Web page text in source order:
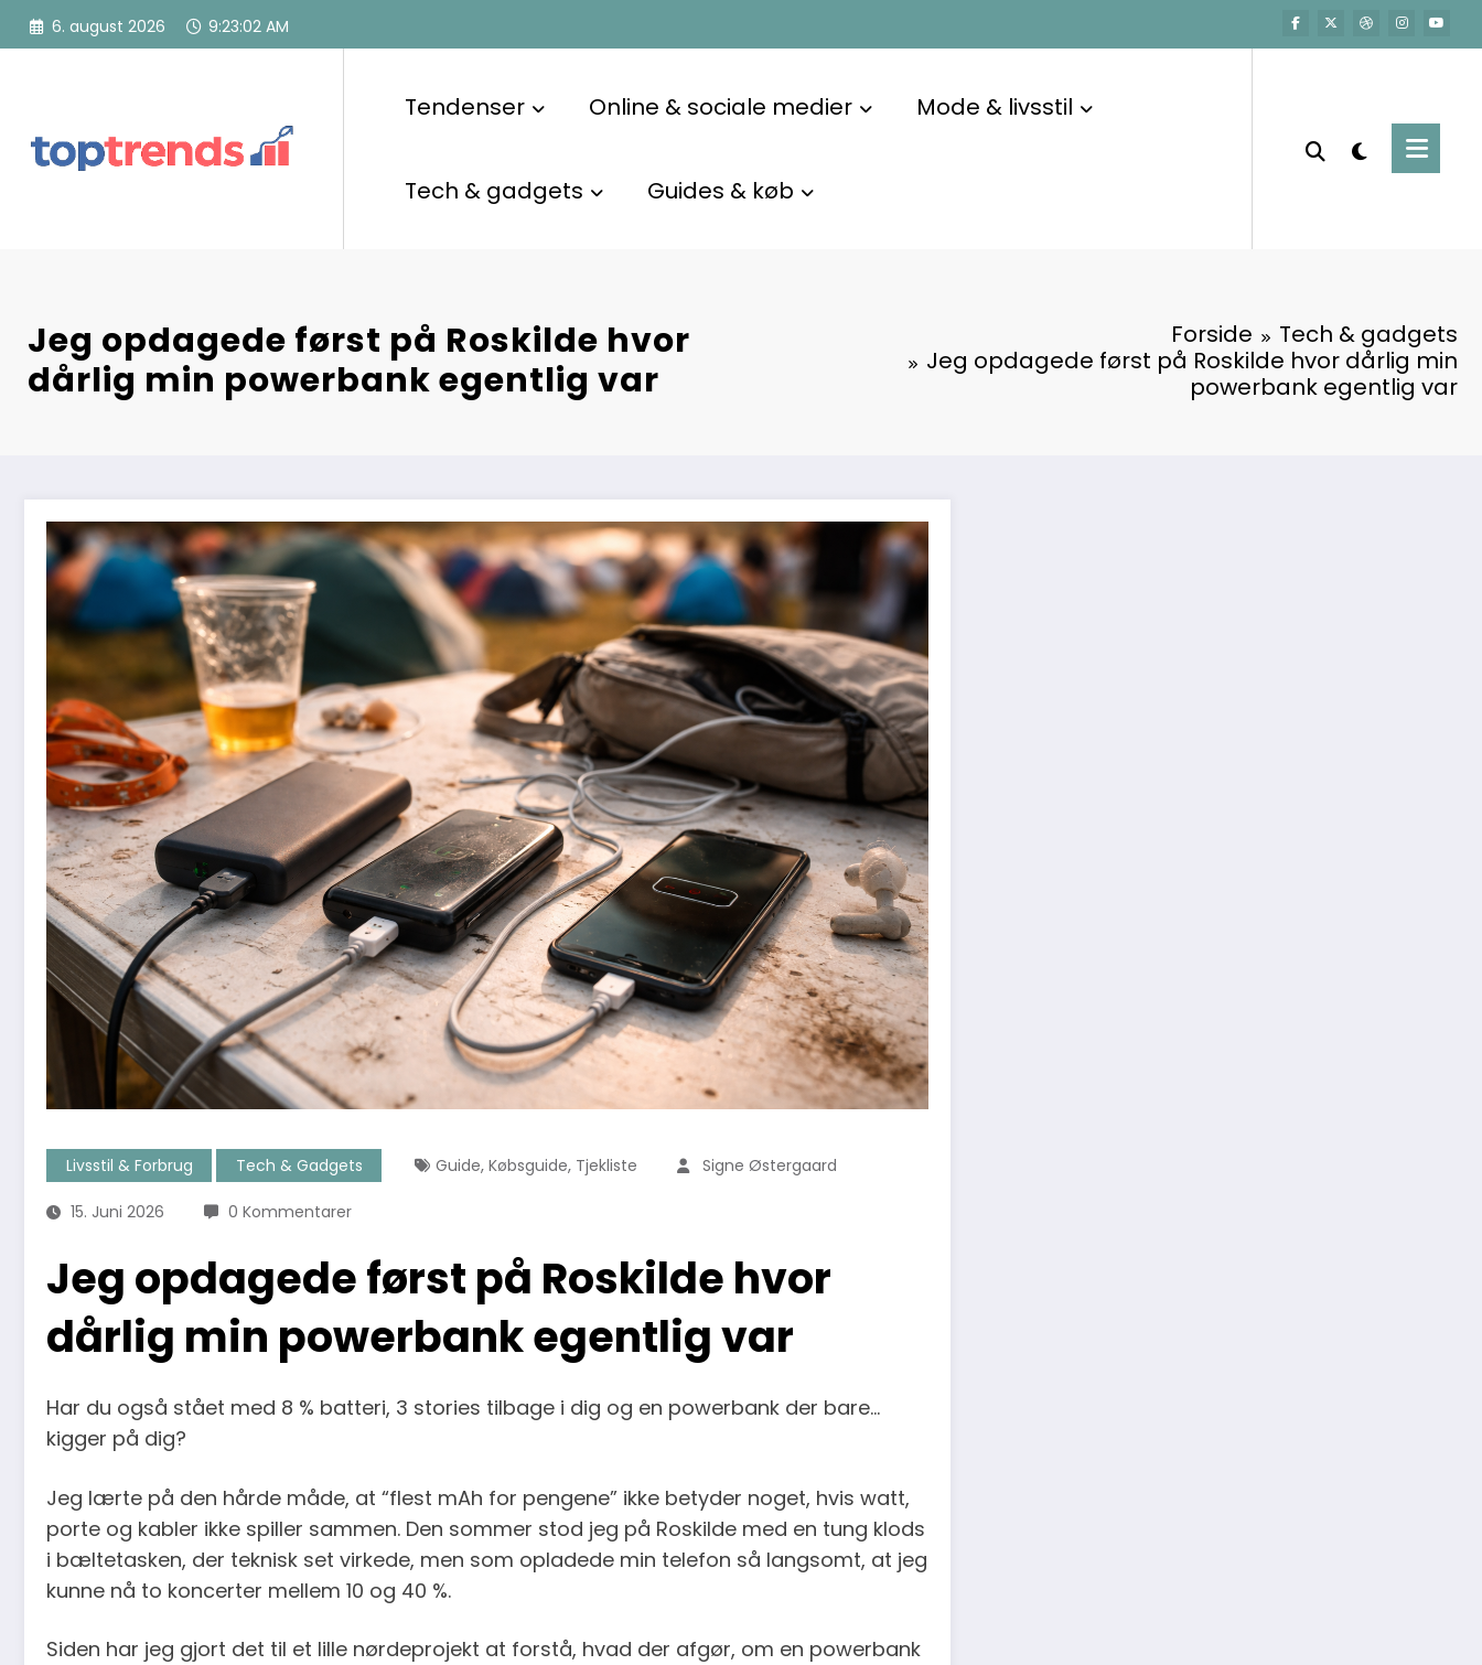
6. august 2026 9:23:03 AM
Tendenser Online & sociale medier Mode & livsstil
Tech & gadgets Guides & køb
Jeg opdagede først på Roskilde hvor
dårlig min powerbank egentlig var
Forside
Tech & gadgets
Jeg opdagede først på Roskilde hvor dårlig min
powerbank egentlig var
Livsstil & Forbrug Tech & Gadgets Guide, Købsguide, Tjekliste Signe Østergaard
15. Juni 2026 0 Kommentarer
Jeg opdagede først på Roskilde hvor
dårlig min powerbank egentlig var
Har du også stået med 8 % batteri, 3 stories tilbage i dig og en powerbank der bare…
kigger på dig?
Jeg lærte på den hårde måde, at “flest mAh for pengene” ikke betyder noget, hvis watt,
porte og kabler ikke spiller sammen. Den sommer stod jeg på Roskilde med en tung klods
i bæltetasken, der teknisk set virkede, men som opladede min telefon så langsomt, at jeg
kunne nå to koncerter mellem 10 og 40 %.
Siden har jeg gjort det til et lille nørdeprojekt at forstå, hvad der afgør, om en powerbank